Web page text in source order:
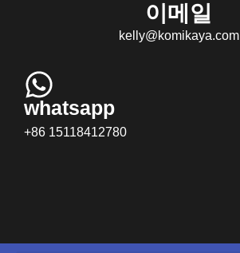
이메일
kelly@komikaya.com
whatsapp
+86 15118412780